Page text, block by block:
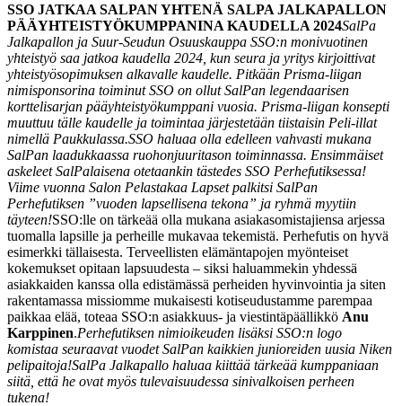
SSO JATKAA SALPAN YHTENÄ SALPA JALKAPALLON
PÄÄYHTEISTYÖKUMPPANINA KAUDELLA 2024SalPa
Jalkapallon ja Suur-Seudun Osuuskauppa SSO:n monivuotinen
yhteistyö saa jatkoa kaudella 2024, kun seura ja yritys kirjoittivat
yhteistyösopimuksen alkavalle kaudelle. Pitkään Prisma-liigan
nimisponsorina toiminut SSO on ollut SalPan legendaarisen
korttelisarjan pääyhteistyökumppani vuosia. Prisma-liigan konsepti
muuttuu tälle kaudelle ja toimintaa järjestetään tiistaisin Peli-illat
nimellä Paukkulassa.SSO haluaa olla edelleen vahvasti mukana
SalPan laadukkaassa ruohonjuuritason toiminnassa. Ensimmäiset
askeleet SalPalaisena otetaankin tästedes SSO Perhefutiksessa!
Viime vuonna Salon Pelastakaa Lapset palkitsi SalPan
Perhefutiksen ”vuoden lapsellisena tekona” ja ryhmä myytiin
täyteen!SSO:lle on tärkeää olla mukana asiakasomistajiensa arjessa
tuomalla lapsille ja perheille mukavaa tekemistä. Perhefutis on hyvä
esimerkki tällaisesta. Terveellisten elämäntapojen myönteiset
kokemukset opitaan lapsuudesta – siksi haluammekin yhdessä
asiakkaiden kanssa olla edistämässä perheiden hyvinvointia ja siten
rakentamassa missiomme mukaisesti kotiseudustamme parempaa
paikkaa elää, toteaa SSO:n asiakkuus- ja viestintäpäällikkö Anu
Karppinen.Perhefutiksen nimioikeuden lisäksi SSO:n logo
komistaa seuraavat vuodet SalPan kaikkien junioreiden uusia Niken
pelipaitoja!SalPa Jalkapallo haluaa kiittää tärkeää kumppaniaan
siitä, että he ovat myös tulevaisuudessa sinivalkoisen perheen
tukena!